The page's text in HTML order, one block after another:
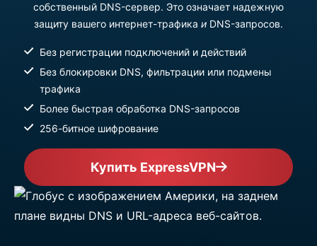
собственный DNS-сервер. Это означает надежную
защиту вашего интернет-трафика и DNS-запросов.
Без регистрации подключений и действий
Без блокировки DNS, фильтрации или подмены
трафика
Более быстрая обработка DNS-запросов
256-битное шифрование
Купить ExpressVPN